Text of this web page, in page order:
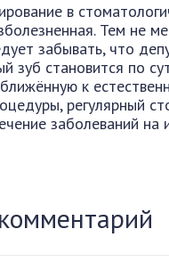
в
Тем не
забывать, что
зуб становится по
к
регулярный
заболеваний на